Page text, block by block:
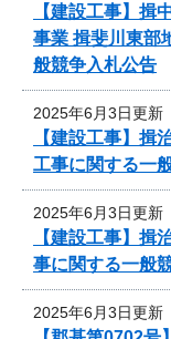
【建設工事】揖
事業 揖斐川東部
般競争入札公告
2025年6月3日更新
【建設工事】揖
工事に関する一
2025年6月3日更新
【建設工事】揖
事に関する一般
2025年6月3日更新